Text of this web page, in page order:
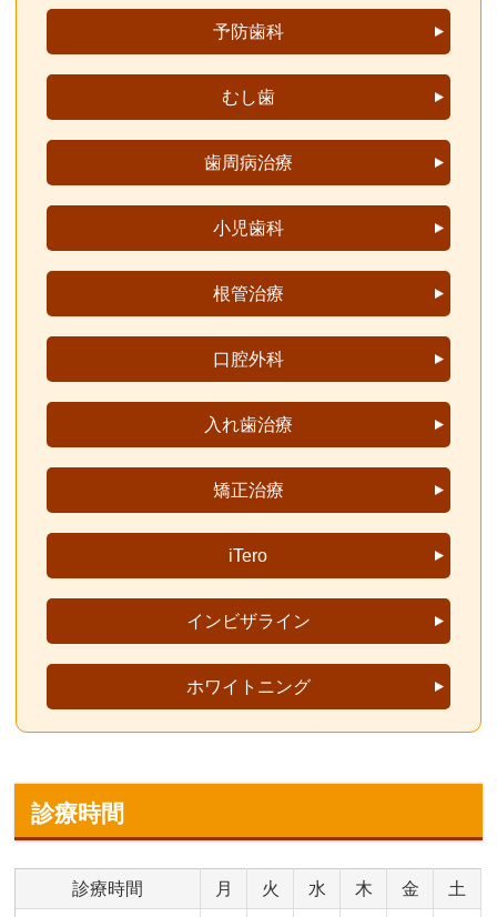
予防歯科
むし歯
歯周病治療
小児歯科
根管治療
口腔外科
入れ歯治療
矯正治療
iTero
インビザライン
ホワイトニング
診療時間
診療時間 月 火 水 木 金 土